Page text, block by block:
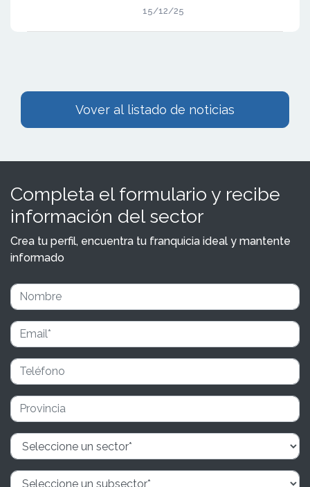
15/12/25
Vover al listado de noticias
Completa el formulario y recibe
información del sector
Crea tu perfil, encuentra tu franquicia ideal y mantente
informado